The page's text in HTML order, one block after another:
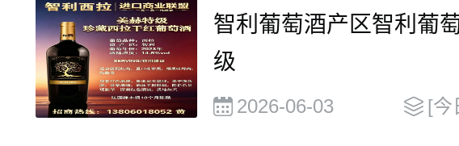
智利葡萄酒产区智利葡
级
2026-06-03 [今